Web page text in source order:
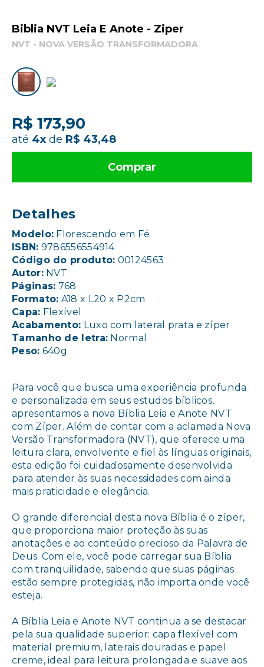
Biblia NVT Leia E Anote - Ziper
NVT - NOVA VERSÃO TRANSFORMADORA
R$ 173,90
até 4x de R$ 43,48
Comprar
Detalhes
Modelo: Florescendo em Fé
ISBN: 9786556554914
Código do produto: 00124563
Autor:NVT
Páginas: 768
Formato: A18 x L20 x P2cm
Capa: Flexível
Acabamento: Luxo com lateral prata e zíper
Tamanho de letra: Normal
Peso: 640g
Para você que busca uma experiência profunda
e personalizada em seus estudos bíblicos,
apresentamos a nova Bíblia Leia e Anote NVT
com Zíper. Além de contar com a aclamada Nova
Versão Transformadora (NVT), que oferece uma
leitura clara, envolvente e fiel às línguas originais,
esta edição foi cuidadosamente desenvolvida
para atender às suas necessidades com ainda
mais praticidade e elegância.
O grande diferencial desta nova Bíblia é o zíper,
que proporciona maior proteção às suas
anotações e ao conteúdo precioso da Palavra de
Deus. Com ele, você pode carregar sua Bíblia
com tranquilidade, sabendo que suas páginas
estão sempre protegidas, não importa onde você
esteja.
A Bíblia Leia e Anote NVT continua a se destacar
pela sua qualidade superior: capa flexível com
material premium, laterais douradas e papel
creme, ideal para leitura prolongada e suave aos